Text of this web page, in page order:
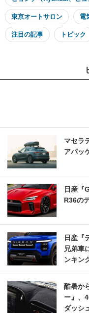
東京オートサロン 電
注目の記事 トピック
マセラ
アパッ
日産『
R36の
日産『
兄弟車
ンキン
酷暑か
ー』、
ダッシ